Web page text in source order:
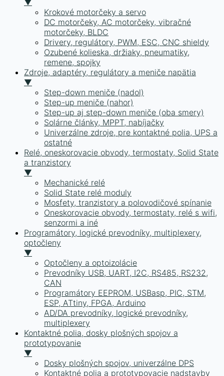
▼
Krokové motorčeky a servo
DC motorčeky, AC motorčeky, vibračné
motorčeky, BLDC
Drivery, regulátory, PWM, ESC, CNC shieldy
Ozubené kolieska, držiaky, pneumatiky,
remene, spojky
Zdroje, adaptéry, regulátory a meniče napätia
▼
Step-down meniče (nadol)
Step-up meniče (nahor)
Step-up aj step-down meniče (oba smery)
Solárne články, MPPT, nabíjačky
Univerzálne zdroje, pre kontaktné polia, UPS a
ostatné
Relé, oneskorovacie obvody, termostaty, Solid State
a tranzistory
▼
Mechanické relé
Solid State relé moduly
Mosfety, tranzistory a polovodičové spínanie
Oneskorovacie obvody, termostaty, relé s wifi,
senzormi a iné
Programátory, logické prevodníky, multiplexery,
optočleny
▼
Optočleny a optoizolácie
Prevodníky USB, UART, I2C, RS485, RS232,
CAN
Programátory EEPROM, USBasp, PIC, STM,
ESP, ATtiny, FPGA, Arduino
AD/DA prevodníky, logické prevodníky,
multiplexery
Kontaktné polia, dosky plošných spojov a
prototypovanie
▼
Dosky plošných spojov, univerzálne DPS
Kontaktné polia a prototypovacie nadstavby